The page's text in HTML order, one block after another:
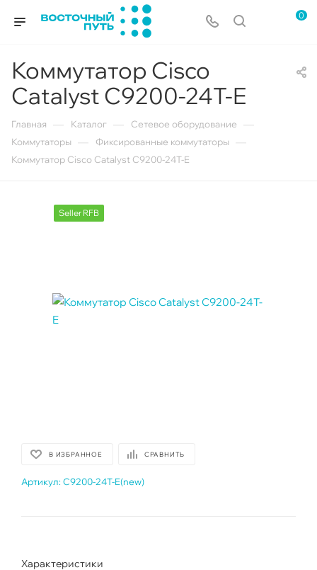
0
Коммутатор Cisco
Catalyst C9200-24T-E
Главная Каталог Сетевое оборудование
Коммутаторы Фиксированные коммутаторы
Коммутатор Cisco Catalyst C9200-24T-E
Seller RFB
В ИЗБРАННОЕ СРАВНИТЬ
Артикул: C9200-24T-E(new)
Характеристики